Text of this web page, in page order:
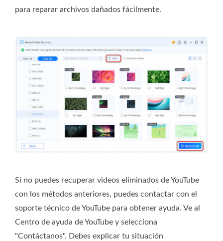
para reparar archivos dañados fácilmente.
Si no puedes recuperar videos eliminados de YouTube
con los métodos anteriores, puedes contactar con el
soporte técnico de YouTube para obtener ayuda. Ve al
Centro de ayuda de YouTube y selecciona
"Contáctanos". Debes explicar tu situación